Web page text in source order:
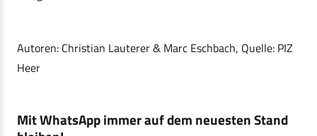
Autoren: Christian Lauterer & Marc Eschbach, Quelle: PIZ
Heer
Mit WhatsApp immer auf dem neuesten Stand